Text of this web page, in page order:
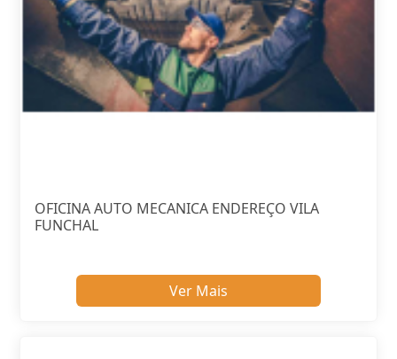
OFICINA AUTO MECANICA ENDEREÇO VILA
FUNCHAL
Ver Mais